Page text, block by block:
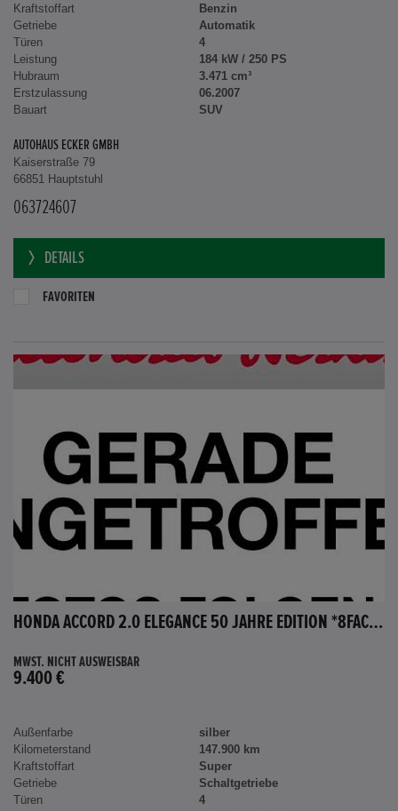
Kraftstoffart
Benzin
Getriebe
Automatik
Türen
4
Leistung
184 kW / 250 PS
Hubraum
3.471 cm³
Erstzulassung
06.2007
Bauart
SUV
AUTOHAUS ECKER GMBH
Kaiserstraße 79
66851 Hauptstuhl
063724607
DETAILS
FAVORITEN
HONDA ACCORD 2.0 ELEGANCE 50 JAHRE EDITION *8FACH BEREIFT*
MWST. NICHT AUSWEISBAR
9.400 €
Außenfarbe
silber
Kilometerstand
147.900 km
Kraftstoffart
Super
Getriebe
Schaltgetriebe
Türen
4